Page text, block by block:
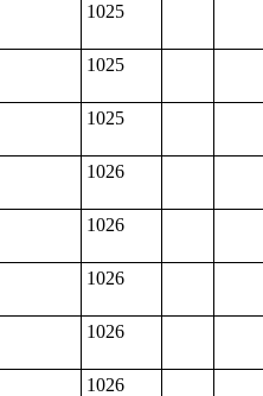
1025
1025
1025
1026
1026
1026
1026
1026